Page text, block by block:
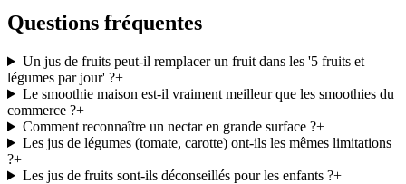
Questions fréquentes
Un jus de fruits peut-il remplacer un fruit dans les '5 fruits et
légumes par jour' ?+
Le smoothie maison est-il vraiment meilleur que les smoothies du
commerce ?+
Comment reconnaître un nectar en grande surface ?+
Les jus de légumes (tomate, carotte) ont-ils les mêmes limitations
?+
Les jus de fruits sont-ils déconseillés pour les enfants ?+